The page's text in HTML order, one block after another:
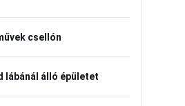
csellón
lábánál álló épületet